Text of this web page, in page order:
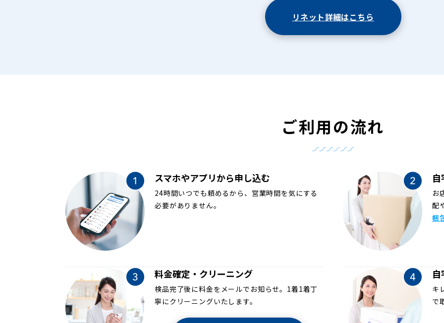
リネット詳細はこちら
ご利用の流れ
スマホやアプリから申し込む
24時間いつでも頼めるから、営業時間を気にする
必要がありません。
お
配
梱
料金確定・クリーニング
検品完了後に料金をメールでお知らせ。1着1着丁
寧にクリーニングいたします。
キ
で